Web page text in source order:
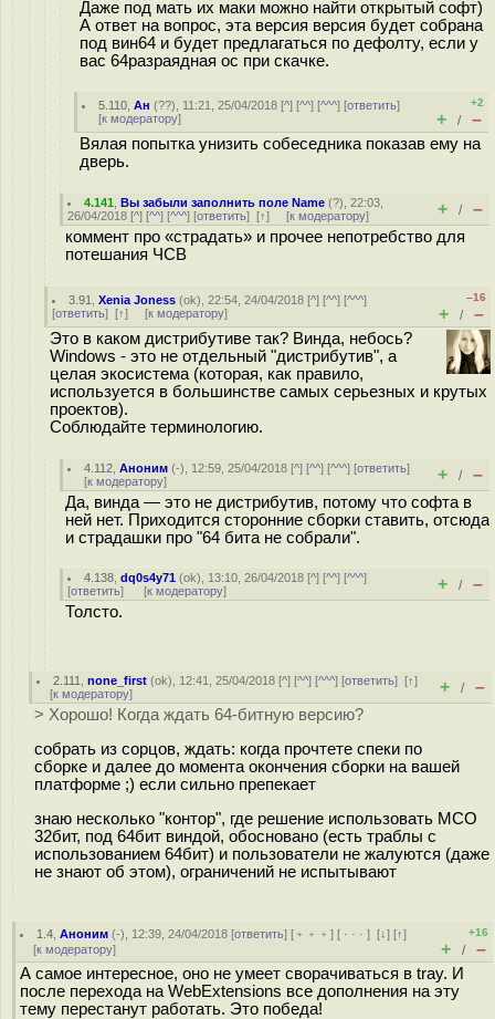
Даже под мать их маки можно найти открытый софт)
А ответ на вопрос, эта версия версия будет собрана
под вин64 и будет предлагаться по дефолту, если у
вас 64разраядная ос при скачке.
5.110 ,Ан (??), 11:21, 25/04/2018 [^] [^^] [^^^] [ответить]
[к модератору]
+2
+ / –
Вялая попытка унизить собеседника показав ему на
дверь.
4.141 ,Вы забыли заполнить поле Name (?), 22:03,
26/04/2018 [^] [^^] [^^^] [ответить] [↑] [к модератору] + / –
коммент про «страдать» и прочее непотребство для
потешания ЧСВ
3.91 ,Xenia Joness (ok), 22:54, 24/04/2018 [^] [^^] [^^^]
[ответить] [↑] [к модератору]
–16
+ / –
Это в каком дистрибутиве так? Винда, небось?
Windows - это не отдельный "дистрибутив", а
целая экосистема (которая, как правило,
используется в большинстве самых серьезных и крутых
проектов).
Соблюдайте терминологию.
4.112 ,Аноним (-), 12:59, 25/04/2018 [^] [^^] [^^^] [ответить]
[к модератору] + / –
Да, винда — это не дистрибутив, потому что софта в
ней нет. Приходится сторонние сборки ставить, отсюда
и страдашки про "64 бита не собрали".
4.138 ,dq0s4y71 (ok), 13:10, 26/04/2018 [^] [^^] [^^^]
[ответить] [к модератору] + / –
Толсто.
2.111 ,none_first (ok), 12:41, 25/04/2018 [^] [^^] [^^^] [ответить][↑]
[к модератору] + / –
> Хорошо! Когда ждать 64-битную версию?
собрать из сорцов, ждать: когда прочтете спеки по
сборке и далее до момента окончения сборки на вашей
платформе ;) если сильно препекает
знаю несколько "контор", где решение использовать МСО
32бит, под 64бит виндой, обосновано (есть траблы с
использованием 64бит) и пользователи не жалуются (даже
не знают об этом), ограничений не испытывают
1.4 ,Аноним (-), 12:39, 24/04/2018 [ответить] [ ﹢﹢﹢] [ · · ·][↓] [↑]
[к модератору]
+16
+ / –
А самое интересное, оно не умеет сворачиваться в tray. И
после перехода на WebExtensions все дополнения на эту
тему перестанут работать. Это победа!